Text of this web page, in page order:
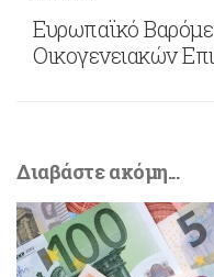
Ευρωπαϊκό
Οικογενειακών
Διαβάστε ακόμη...